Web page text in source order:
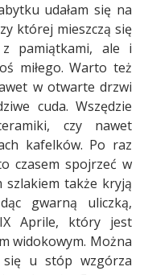
udałam się na
której mieszczą się
z pamiątkami, ale i
miłego. Warto też
w otwarte drzwi
cuda. Wszędzie
czy nawet
kafelków. Po raz
czasem spojrzeć w
także kryją
gwarną uliczką,
Aprile, który jest
widokowym. Można
się u stóp wzgórza